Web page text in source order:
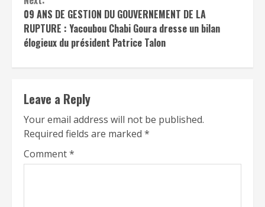
09 ANS DE GESTION DU GOUVERNEMENT DE LA
RUPTURE : Yacoubou Chabi Goura dresse un bilan
élogieux du président Patrice Talon
Leave a Reply
Your email address will not be published.
Required fields are marked *
Comment*